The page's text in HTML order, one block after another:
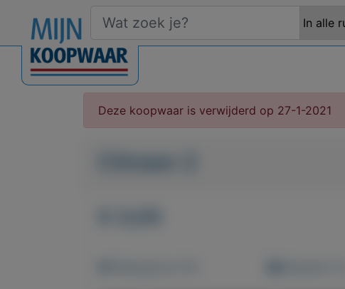
Deze koopwaar is verwijderd op 27-1-2021